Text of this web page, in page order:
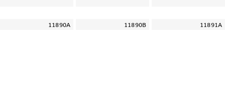
11890A 11890B 11891A